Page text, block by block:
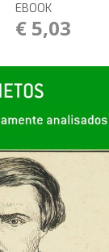
EBOOK
€ 5,03